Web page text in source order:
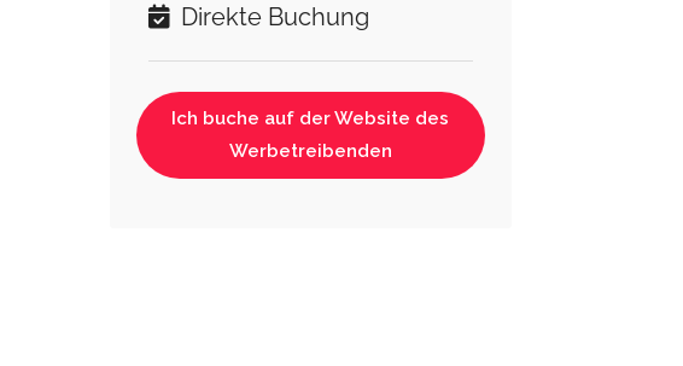
Direkte Buchung
Ich buche auf der Website des
Werbetreibenden